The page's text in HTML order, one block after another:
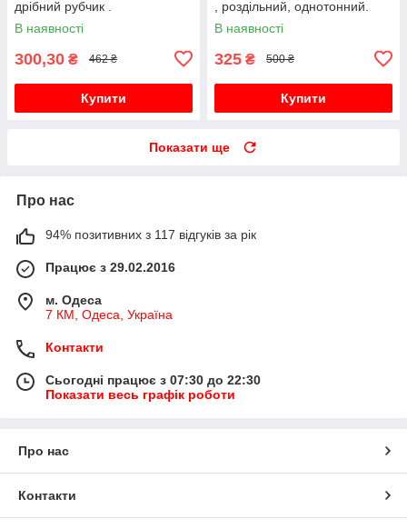
дрібний рубчик .
В наявності
300,30 ₴ 462 ₴
Купити
, роздільний, однотонний.
В наявності
325 ₴ 500 ₴
Купити
Показати ще
Про нас
94% позитивних з 117 відгуків за рік
Працює з 29.02.2016
м. Одеса
7 КМ, Одеса, Україна
Контакти
Сьогодні працює з 07:30 до 22:30
Показати весь графік роботи
Про нас
Контакти